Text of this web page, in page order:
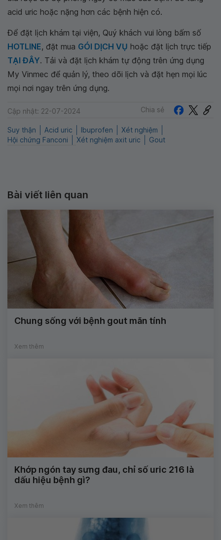
acid uric hoặc nặng hơn các bệnh hiện có.
Để đặt lịch khám tại viện, Quý khách vui lòng bấm số
HOTLINE, đặt mua GÓI DỊCH VỤ hoặc đặt lịch trực tiếp
TẠI ĐÂY. Tải và đặt lịch khám tự động trên ứng dụng
My Vinmec để quản lý, theo dõi lịch và đặt hẹn mọi lúc
mọi nơi ngay trên ứng dụng.
Cập nhật: 22-07-2024 Chia sẻ
Suy thận Acid uric Ibuprofen
Xét nghiệm
Hội chứng Fanconi
Xét nghiệm axit uric Gout
Bài viết liên quan
Chung sống với bệnh gout mãn tính
Xem thêm
Khớp ngón tay sưng đau, chỉ số uric 216 là
dấu hiệu bệnh gì?
Xem thêm